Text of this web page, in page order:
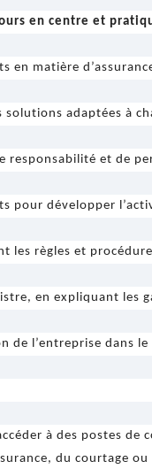
en centre et
en matière
solutions adaptées à
responsabilité et de
pour développer
les règles et
en expliquant les
de l’entreprise dans
à des postes
du courtage